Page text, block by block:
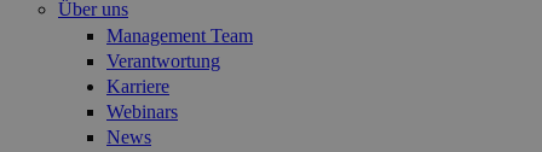
Über uns
Management Team
Verantwortung
Karriere
Webinars
News